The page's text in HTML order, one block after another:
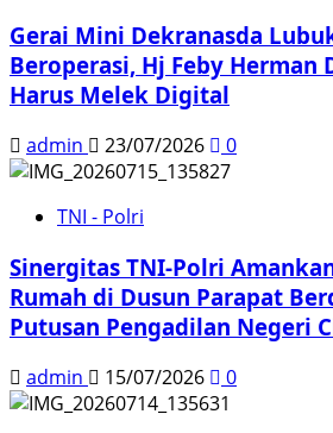
Gerai Mini Dekranasda
Beroperasi, Hj Feby Herman
Harus Melek Digital
admin 23/07/2026 0
TNI - Polri
Sinergitas TNI-Polri
Rumah di Dusun Parapat
Putusan Pengadilan Negeri
admin 15/07/2026 0